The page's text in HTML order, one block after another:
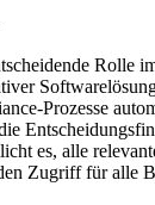
Rolle
Prozesse
es, alle
Zugriff für alle